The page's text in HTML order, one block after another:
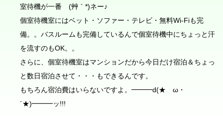
室待機が一番 (艸｀*)ネー♪
個室待機室にはベット・ソファー・テレビ・無料Wi-Fiも完
備。。バスルームも完備しているんで個室待機中にちょっと汗
を流すのもOK。。
さらに、個室待機室はマンションだから今日だけ宿泊＆ちょっ
と数日宿泊させて・・・もできるんです。
もちろん宿泊費はいらないですよ。━━━d(★ゝω・
´★)━━━ッ!!!